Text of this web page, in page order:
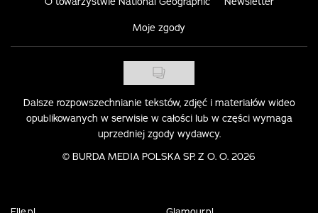
Moje zgody
Dalsze rozpowszechnianie tekstów, zdjęć i materiałów wideo
opublikowanych w serwisie w całości lub w części wymaga
uprzedniej zgody wydawcy.
© BURDA MEDIA POLSKA SP. Z O. O. 2026